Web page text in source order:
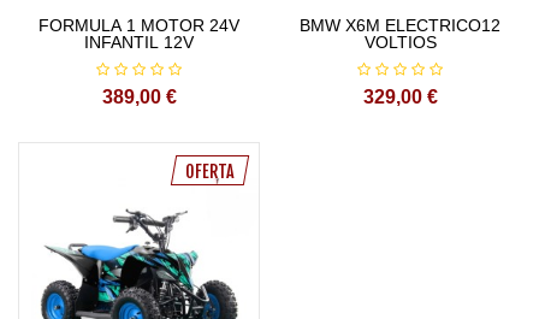
FORMULA 1 MOTOR 24V
INFANTIL 12V
389,00 €
BMW X6M ELECTRICO12
VOLTIOS
329,00 €
OFERTA